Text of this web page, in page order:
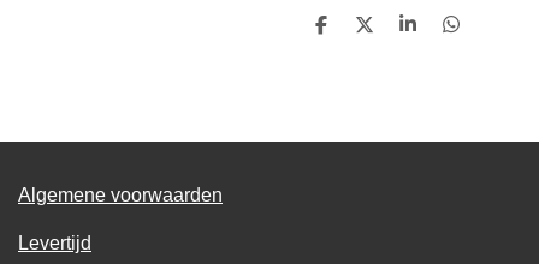
D
D
S
D
Algemene voorwaarden
Levertijd